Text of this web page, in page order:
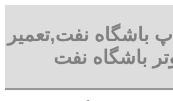
باشگاه نفت,تعمیر
باشگاه نفت